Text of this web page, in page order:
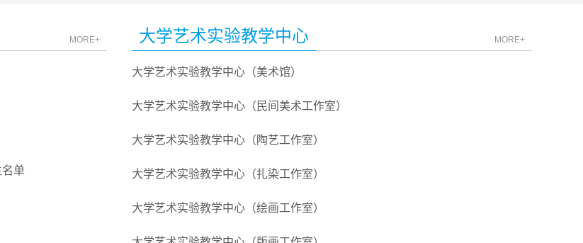
MORE+
单
大学艺术实验教学中心 MORE+
大学艺术实验教学中心（美术馆）
大学艺术实验教学中心（民间美术工作室）
大学艺术实验教学中心（陶艺工作室）
大学艺术实验教学中心（扎染工作室）
大学艺术实验教学中心（绘画工作室）